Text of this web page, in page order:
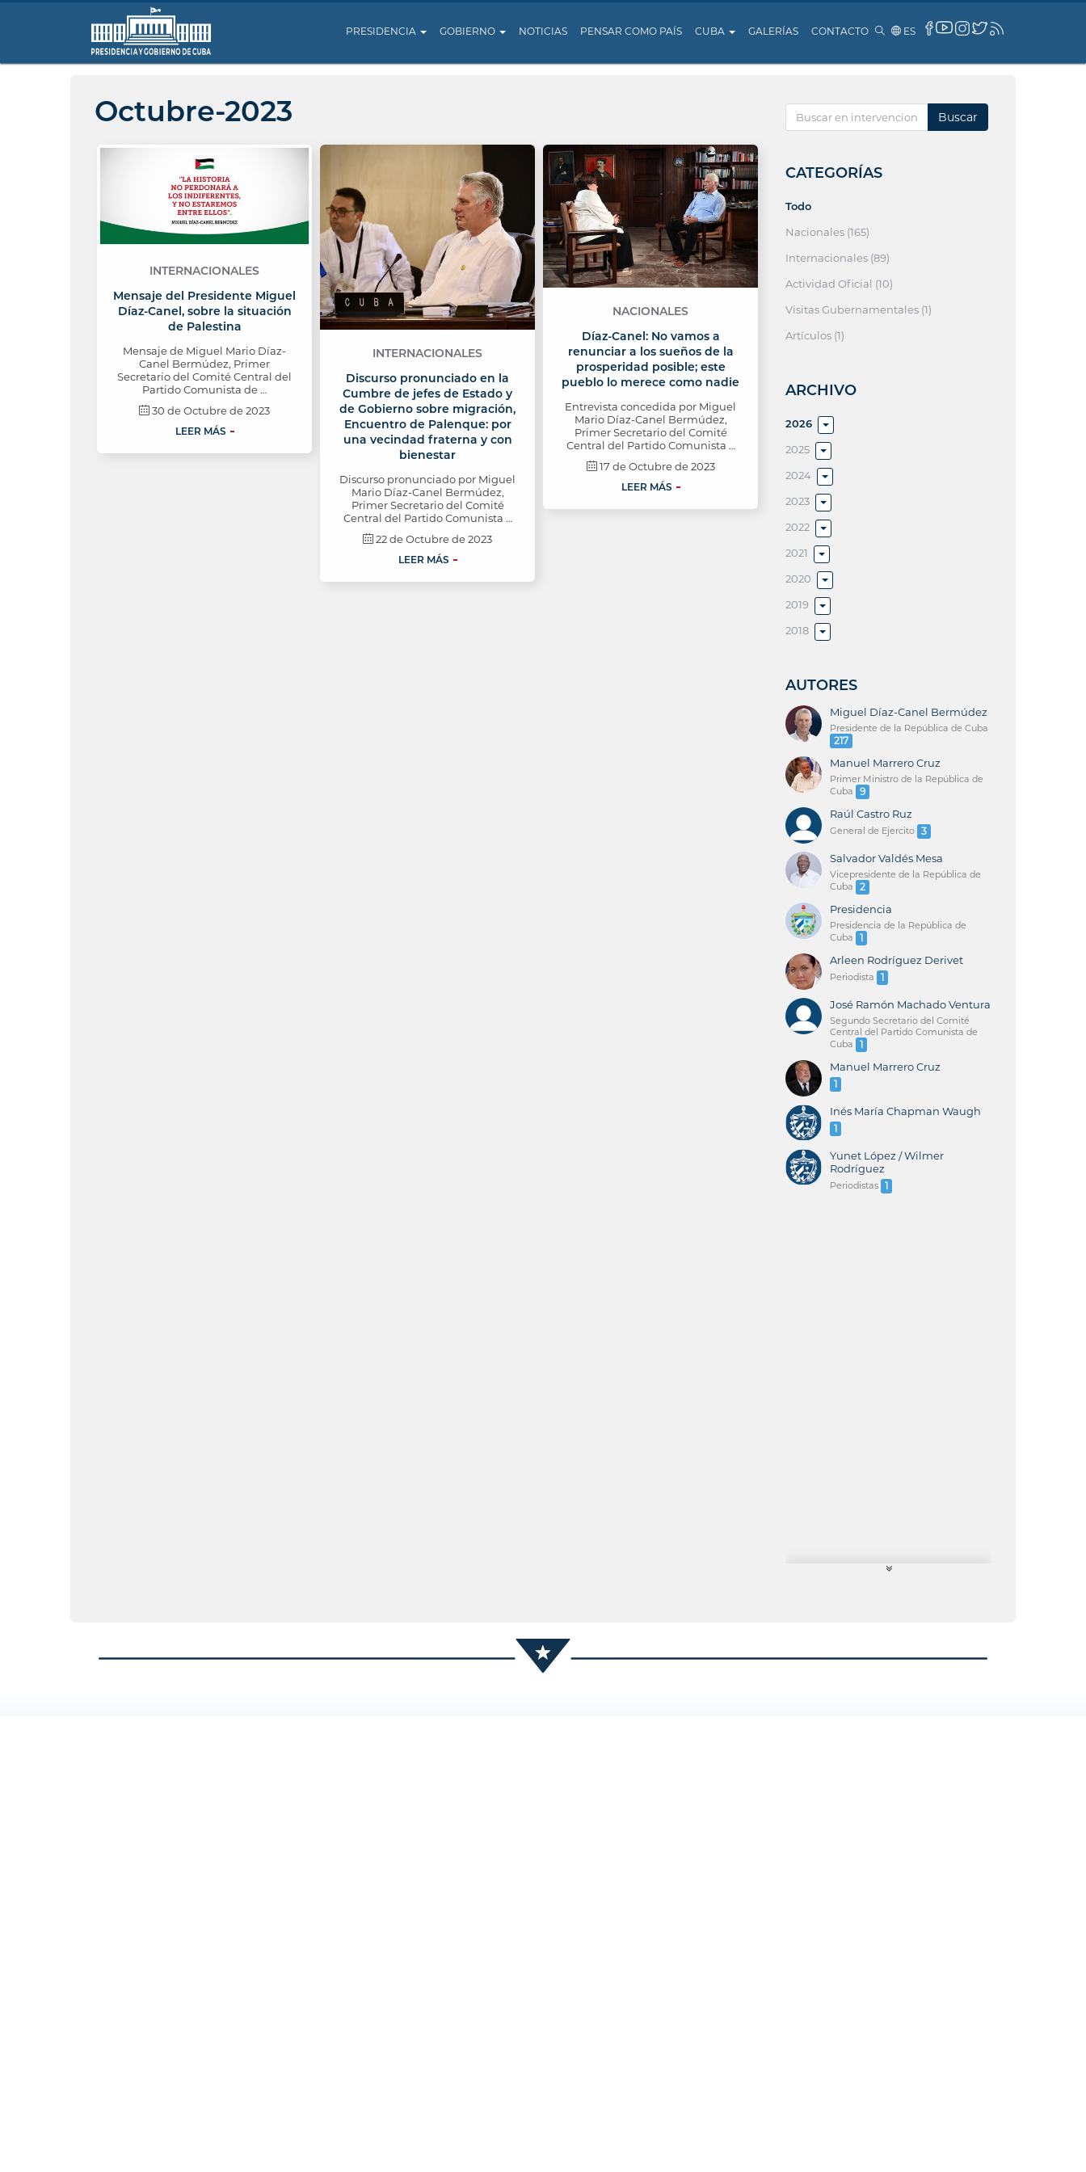
PRESIDENCIA GOBIERNO NOTICIAS PENSAR COMO PAÍS CUBA GALERÍAS CONTACTO ES
Octubre-2023
INTERNACIONALES
Mensaje del Presidente Miguel
Díaz-Canel, sobre la situación
de Palestina
Mensaje de Miguel Mario Díaz-
Canel Bermúdez, Primer
Secretario del Comité Central del
Partido Comunista de …
30 de Octubre de 2023
LEER MÁS
INTERNACIONALES
Discurso pronunciado en la
Cumbre de jefes de Estado y
de Gobierno sobre migración,
Encuentro de Palenque: por
una vecindad fraterna y con
bienestar
Discurso pronunciado por Miguel
Mario Díaz-Canel Bermúdez,
Primer Secretario del Comité
Central del Partido Comunista …
22 de Octubre de 2023
LEER MÁS
NACIONALES
Díaz-Canel: No vamos a
renunciar a los sueños de la
prosperidad posible; este
pueblo lo merece como nadie
Entrevista concedida por Miguel
Mario Díaz-Canel Bermúdez,
Primer Secretario del Comité
Central del Partido Comunista …
17 de Octubre de 2023
LEER MÁS
Buscar
CATEGORÍAS
Todo
Nacionales (165)
Internacionales (89)
Actividad Oficial (10)
Visitas Gubernamentales (1)
Artículos (1)
ARCHIVO
2026
2025
2024
2023
2022
2021
2020
2019
2018
AUTORES
Miguel Díaz-Canel Bermúdez
Presidente de la República de Cuba
217
Manuel Marrero Cruz
Primer Ministro de la República de
Cuba
9
Raúl Castro Ruz
General de Ejercito 3
Salvador Valdés Mesa
Vicepresidente de la República de
Cuba
2
Presidencia
Presidencia de la República de
Cuba
1
Arleen Rodríguez Derivet
Periodista 1
José Ramón Machado Ventura
Segundo Secretario del Comité
Central del Partido Comunista de
Cuba
1
Manuel Marrero Cruz
1
Inés María Chapman Waugh
1
Yunet López / Wilmer
Rodríguez
Periodistas 1